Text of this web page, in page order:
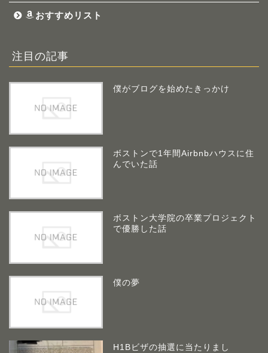
おすすめリスト
注目の記事
僕がブログを始めたきっかけ
ボストンで1年間Airbnbハウスに住
んでいた話
ボストン大学院の卒業プロジェクト
で優勝した話
僕の夢
H1Bビザの抽選に当たりまし